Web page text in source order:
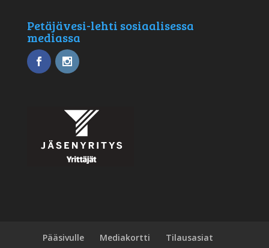
Petäjävesi-lehti sosiaalisessa
mediassa
Pääsivulle Mediakortti
Tilausasiat